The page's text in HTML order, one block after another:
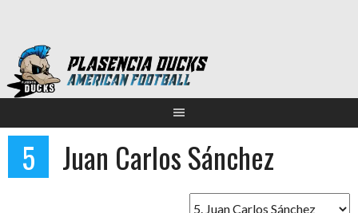
contenido
5 Juan Carlos Sánchez